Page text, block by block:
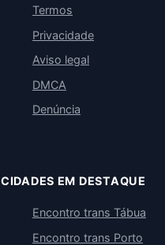
Termos
Privacidade
Aviso legal
DMCA
Denúncia
CIDADES EM DESTAQUE
Encontro trans Tábua
Encontro trans Porto